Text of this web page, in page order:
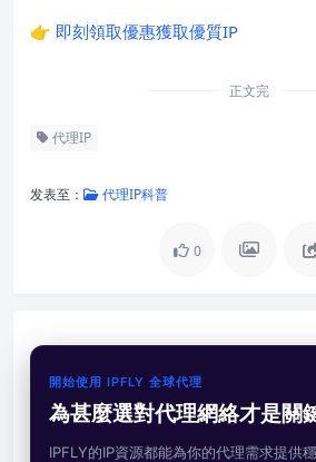
👉 即刻領取優惠獲取優質IP
正文完
代理IP
发表至： 代理IP科普
0
開始使用 IPFLY 全球代理
為甚麼選對代理網絡才是關
IPFLY的IP資源都能為你的代理需求提供